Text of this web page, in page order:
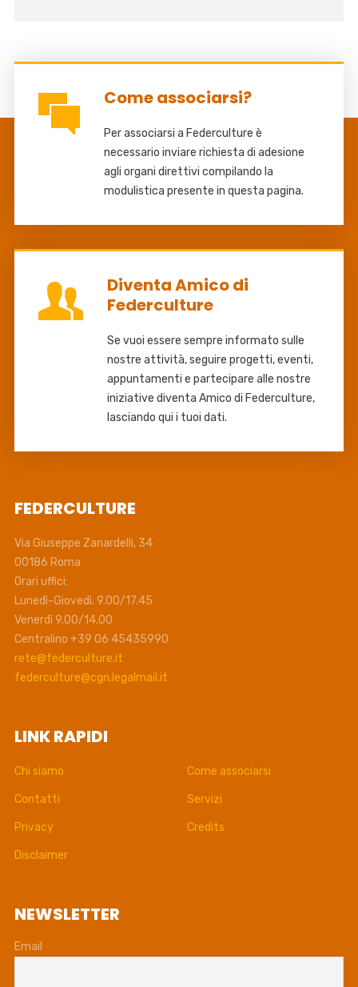
Come associarsi?
Per associarsi a Federculture è
necessario inviare richiesta di adesione
agli organi direttivi compilando la
modulistica presente in questa pagina.
Diventa Amico di
Federculture
Se vuoi essere sempre informato sulle
nostre attività, seguire progetti, eventi,
appuntamenti e partecipare alle nostre
iniziative diventa Amico di Federculture,
lasciando qui i tuoi dati.
FEDERCULTURE
Via Giuseppe Zanardelli, 34
00186 Roma
Orari uffici:
Lunedì-Giovedì. 9.00/17.45
Venerdì 9.00/14.00
Centralino +39 06 45435990
rete@federculture.it
federculture@cgn.legalmail.it
LINK RAPIDI
Chi siamo Come associarsi
Contatti Servizi
Privacy Credits
Disclaimer
NEWSLETTER
Email